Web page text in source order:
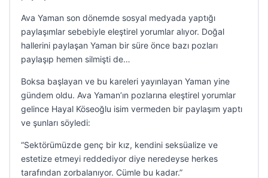
Ava Yaman son dönemde sosyal medyada yaptığı
paylaşımlar sebebiyle eleştirel yorumlar alıyor. Doğal
hallerini paylaşan Yaman bir süre önce bazı pozları
paylaşıp hemen silmişti de…
Boksa başlayan ve bu kareleri yayınlayan Yaman yine
gündem oldu. Ava Yaman’ın pozlarına eleştirel yorumlar
gelince Hayal Köseoğlu isim vermeden bir paylaşım yaptı
ve şunları söyledi:
“Sektörümüzde genç bir kız, kendini seksüalize ve
estetize etmeyi reddediyor diye neredeyse herkes
tarafından zorbalanıyor. Cümle bu kadar.”